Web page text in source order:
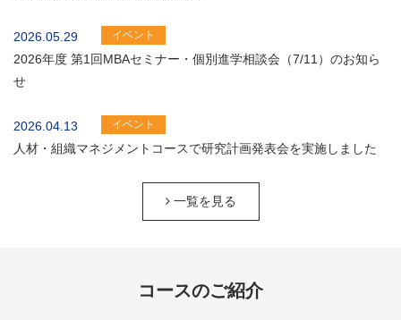
2026.05.29 イベント
2026年度 第1回MBAセミナー・個別進学相談会（7/11）のお知ら
せ
2026.04.13 イベント
人材・組織マネジメントコースで研究計画発表会を実施しました
一覧を見る
コースのご紹介